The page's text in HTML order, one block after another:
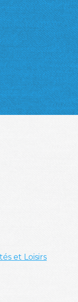
et Loisirs